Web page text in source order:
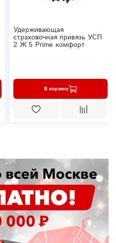
Удерживающая
страховочная привязь УСП
2 Ж 5 Prime комфорт
В корзину